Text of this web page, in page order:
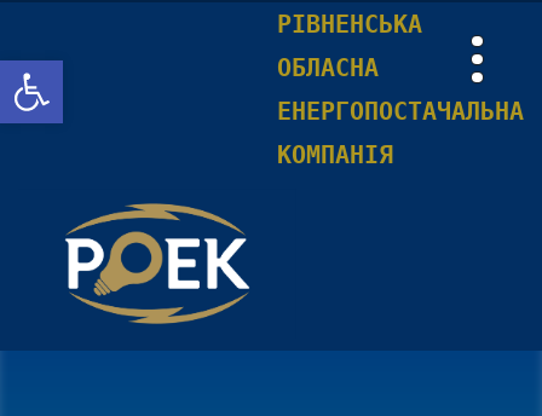
Відкрити Панель інструментів
РІВНЕНСЬКА
ОБЛАСНА
ЕНЕРГОПОСТАЧАЛЬНА
КОМПАНІЯ